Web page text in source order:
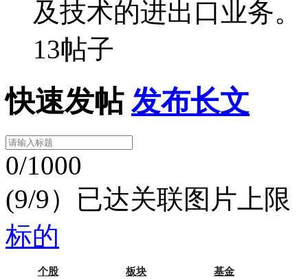
及技术的进出口业务。
13帖子
快速发帖 发布长文
0/1000
(9/9）已达关联图片上限
标的
个股 板块 基金